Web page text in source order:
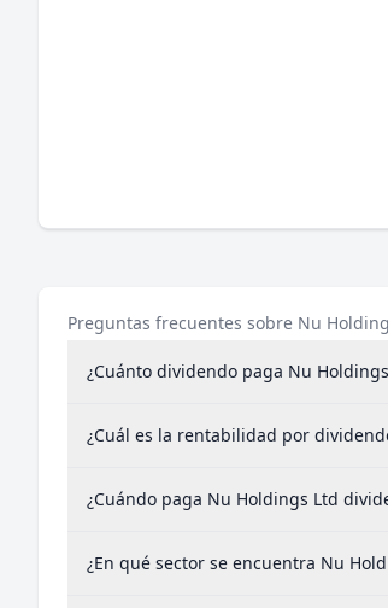
Preguntas frecuentes sobre Nu
¿Cuánto dividendo paga Nu
¿Cuál es la rentabilidad por
¿Cuándo paga Nu Holdings Ltd
¿En qué sector se encuentra Nu